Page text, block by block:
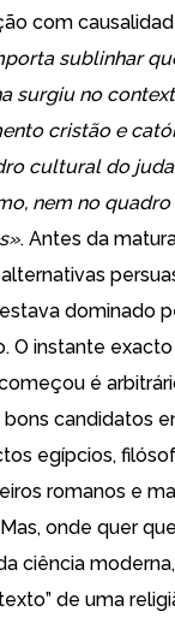
com
sublinhar
surgiu no
cristão e
cultural do
nem no
. Antes da
dominado
O instante
é
candidatos
egípcios,
romanos e
onde quer
da ciência
de uma